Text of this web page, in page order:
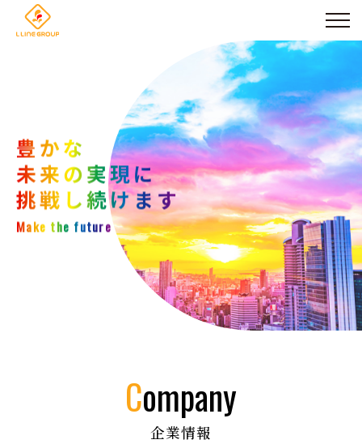
豊かな
未来の実現に
挑戦し続けます
Make the future
company
企業情報